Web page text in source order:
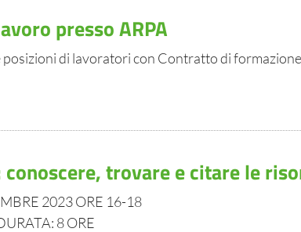
presso ARPA
di lavoratori con Contratto di
trovare e citare le
2023 ORE 16-18
8 ORE